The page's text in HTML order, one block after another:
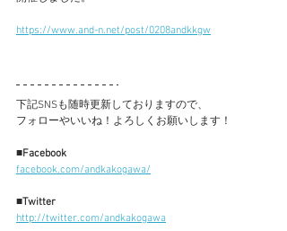
https://www.and-n.net/post/0208andkkgw
下記SNSも随時更新しておりますので、
フォローやいいね！よろしくお願いします！
■Facebook
facebook.com/andkakogawa/
■Twitter
http://twitter.com/andkakogawa